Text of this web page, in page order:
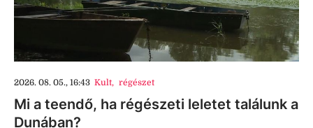
2026. 08. 05., 16:43 Kult, régészet
Mi a teendő, ha régészeti leletet találunk a
Dunában?